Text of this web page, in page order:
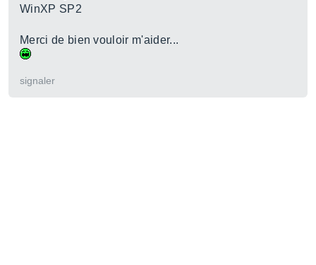
WinXP SP2
Merci de bien vouloir m'aider...
signaler